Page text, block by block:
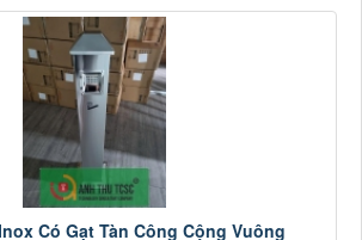
Có Gạt Tàn Công Cộng Vuông